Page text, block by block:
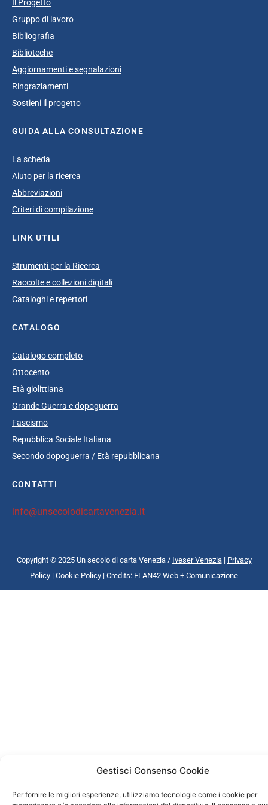
Gestisci Consenso Cookie
Per fornire le migliori esperienze, utilizziamo tecnologie come i cookie per
Il Progetto
Gruppo di lavoro
Bibliografia
Biblioteche
Aggiornamenti e segnalazioni
Ringraziamenti
Sostieni il progetto
GUIDA ALLA CONSULTAZIONE
La scheda
Aiuto per la ricerca
Abbreviazioni
Criteri di compilazione
LINK UTILI
Strumenti per la Ricerca
Raccolte e collezioni digitali
Cataloghi e repertori
CATALOGO
Catalogo completo
Ottocento
Età giolittiana
Grande Guerra e dopoguerra
Fascismo
Repubblica Sociale Italiana
Secondo dopoguerra / Età repubblicana
CONTATTI
info@unsecolodicartavenezia.it
Copyright © 2025 Un secolo di carta Venezia / Iveser Venezia| Privacy
Policy | Cookie Policy | Credits: ELAN42 Web + Comunicazione